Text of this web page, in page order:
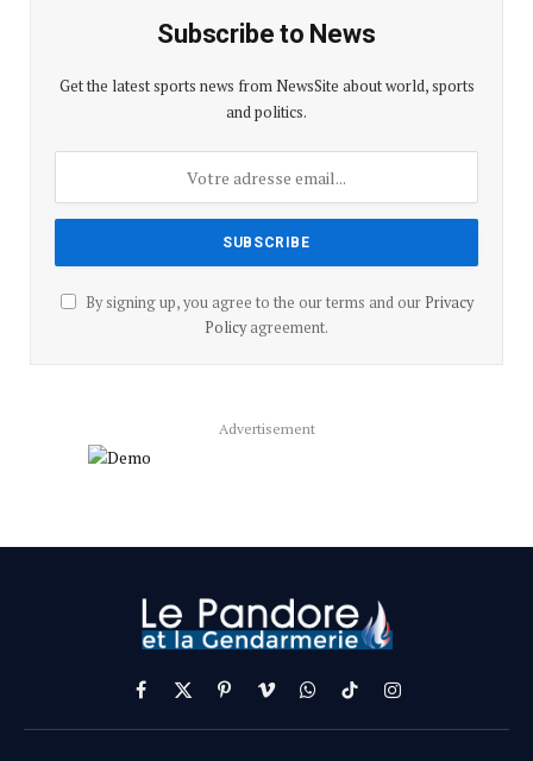
Subscribe to News
Get the latest sports news from NewsSite about world, sports
and politics.
By signing up, you agree to the our terms and our Privacy
Policyagreement.
Advertisement
Facebook
X
(Twitter)
PinterestVimeoWhatsApp
TikTokInstagram